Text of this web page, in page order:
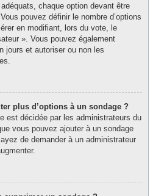
chaque option devant être
pouvez définir le nombre d’options
en modifiant, lors du vote, le
». Vous pouvez également
jours et autoriser ou non les
plus d’options à un sondage ?
est décidée par les administrateurs du
vous pouvez ajouter à un sondage
de demander à un administrateur